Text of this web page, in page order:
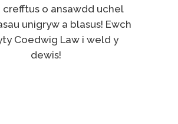
o ansawdd uchel
unigryw a blasus! Ewch
Coedwig Law i weld y
dewis!